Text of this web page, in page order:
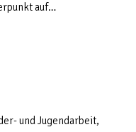
auf…
und Jugendarbeit,